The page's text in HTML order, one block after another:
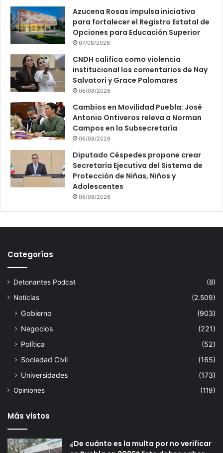
Azucena Rosas impulsa iniciativa
para fortalecer el Registro Estatal de
Opciones para Educación Superior
07/08/2026
CNDH califica como violencia
institucional los comentarios de Nay
Salvatori y Grace Palomares
06/08/2026
Cambios en Movilidad Puebla: José
Antonio Ontiveros releva a Norman
Campos en la Subsecretaría
06/08/2026
Diputado Céspedes propone crear
Secretaría Ejecutiva del Sistema de
Protección de Niñas, Niños y
Adolescentes
06/08/2026
Categorías
Detonantes Podcat
(8)
Noticias
(2.509)
Gobierno
(903)
Negocios
(221)
Política
(52)
Sociedad Civil
(165)
Universidades
(173)
Opiniones (119)
Más vistos
¿De cuánto es la multa por no verificar